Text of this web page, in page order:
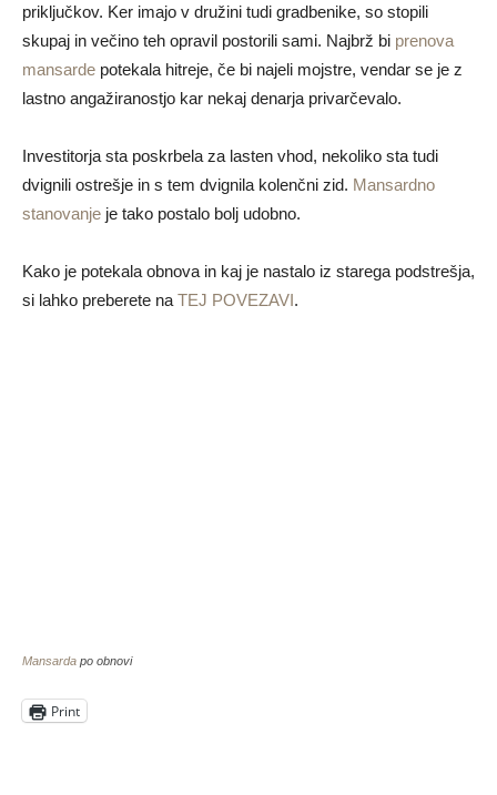
priključkov. Ker imajo v družini tudi gradbenike, so stopili
skupaj in večino teh opravil postorili sami. Najbrž bi prenova
mansarde potekala hitreje, če bi najeli mojstre, vendar se je z
lastno angažiranostjo kar nekaj denarja privarčevalo.
Investitorja sta poskrbela za lasten vhod, nekoliko sta tudi
dvignili ostrešje in s tem dvignila kolenčni zid. Mansardno
stanovanje je tako postalo bolj udobno.
Kako je potekala obnova in kaj je nastalo iz starega podstrešja,
si lahko preberete na TEJ POVEZAVI.
Mansarda po obnovi
Print